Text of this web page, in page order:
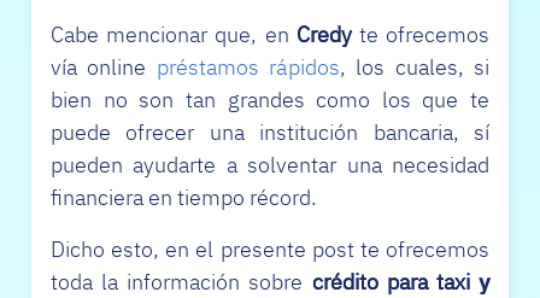
Cabe mencionar que, en Credyte ofrecemos
vía online préstamos rápidos, los cuales, si
bien no son tan grandes como los que te
puede ofrecer una institución bancaria, sí
pueden ayudarte a solventar una necesidad
financiera en tiempo récord.
Dicho esto, en el presente post te ofrecemos
toda la información sobre crédito para taxi y